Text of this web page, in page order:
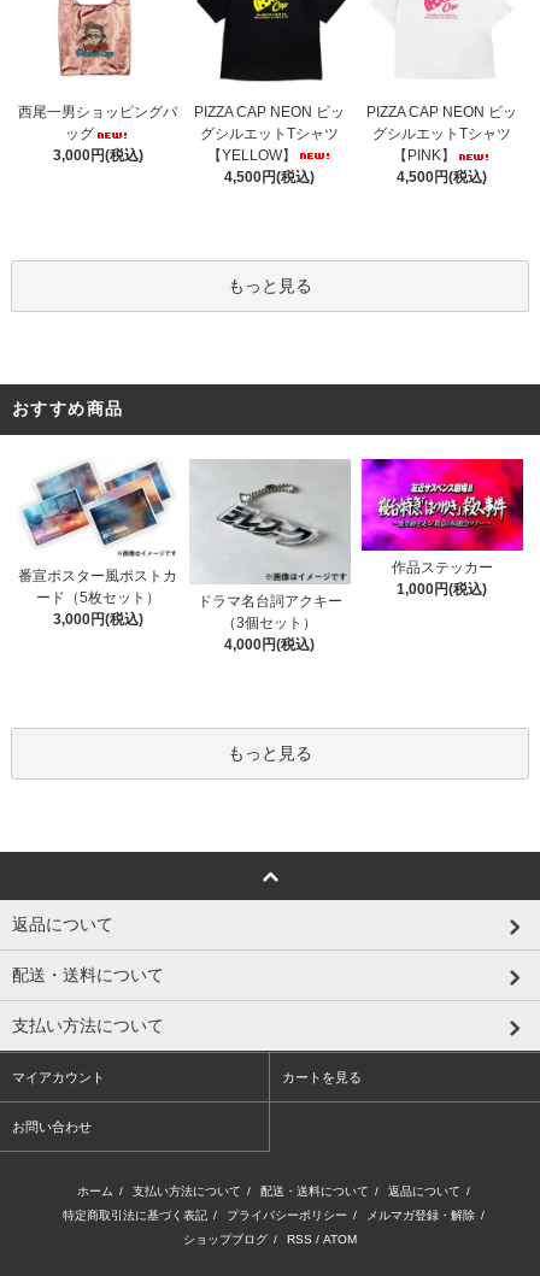
西尾一男ショッピングバ
ッグ
3,000円(税込)
PIZZA CAP NEON ビッ
グシルエットTシャツ
【YELLOW】
4,500円(税込)
PIZZA CAP NEON ビッ
グシルエットTシャツ
【PINK】
4,500円(税込)
もっと見る
おすすめ商品
番宣ポスター風ポストカ
ード（5枚セット）
3,000円(税込)
ドラマ名台詞アクキー
（3個セット）
4,000円(税込)
作品ステッカー
1,000円(税込)
もっと見る
返品について
配送・送料について
支払い方法について
マイアカウント カートを見る
お問い合わせ
ホーム / 支払い方法について / 配送・送料について / 返品について /
特定商取引法に基づく表記 / プライバシーポリシー / メルマガ登録・解除 /
ショップブログ / RSS / ATOM